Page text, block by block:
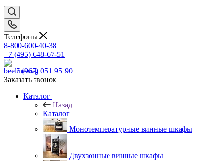
Телефоны
8-800-600-40-38
+7 (495) 648-67-51
+7 (967) 051-95-90
Заказать звонок
Каталог
Назад
Каталог
Монотемпературные винные шкафы
Двухзонные винные шкафы